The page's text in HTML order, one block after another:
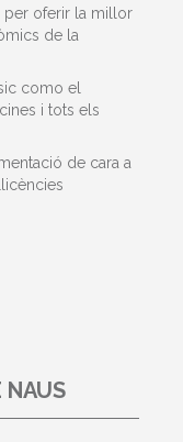
per oferir la millor
de la
como el
i tots els
de cara a
NAUS